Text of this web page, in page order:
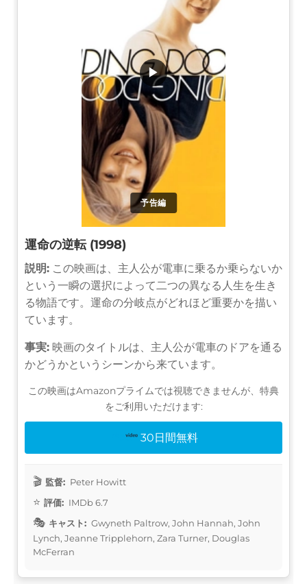
予告編
▶
運命の逆転 (1998)
説明: この映画は、主人公が電車に乗るか乗らないか
という一瞬の選択によって二つの異なる人生を生き
る物語です。運命の分岐点がどれほど重要かを描い
ています。
事実: 映画のタイトルは、主人公が電車のドアを通る
かどうかというシーンから来ています。
この映画はAmazonプライムでは視聴できませんが、特典
をご利用いただけます:
30日間無料
監督: Peter Howitt
評価: IMDb 6.7
キャスト: Gwyneth Paltrow, John Hannah, John
Lynch, Jeanne Tripplehorn, Zara Turner, Douglas
McFerran